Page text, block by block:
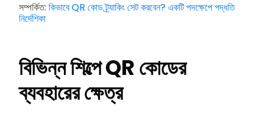
সম্পর্কিত: কিভাবে QR কোড ট্র্যাকিং সেট করবেন? একটি পদক্ষেপে পদ্ধতি
নির্দেশিকা
বিভিন্ন শিল্পে QR কোডের
ব্যবহারের ক্ষেত্র